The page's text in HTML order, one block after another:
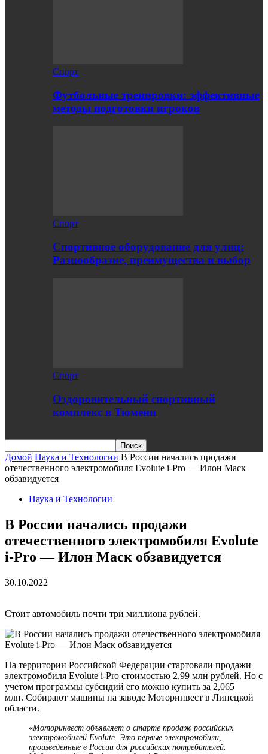
Спорт
Футбольные тренировки: эффективные
методы подготовки игроков
Спорт
Спортивное оборудование для улиц:
Разнообразие, преимущества и выбор
Спорт
Оздоровительный спортивный
комплекс в Тюмени
Домой Наука и Технологии В России начались продажи
отечественного электромобиля Evolute i-Pro — Илон Маск
обзавидуется
Наука и Технологии
В России начались продажи
отечественного электромобиля Evolute
i-Pro — Илон Маск обзавидуется
30.10.2022
Стоит автомобиль почти три миллиона рублей.
На территории Российской Федерации стартовали продажи
электромобиля Evolute i-Pro стоимостью 2,99 млн рублей. Но с
учетом программы субсидий его можно купить за 2,065
млн. Собирают машины на заводе Моторинвест в Липецкой
области.
«Моторинвест объявляет о старте продаж российских
электромобилей Evolute. Это первые электромобили,
произведённые в России для российских потребителей.